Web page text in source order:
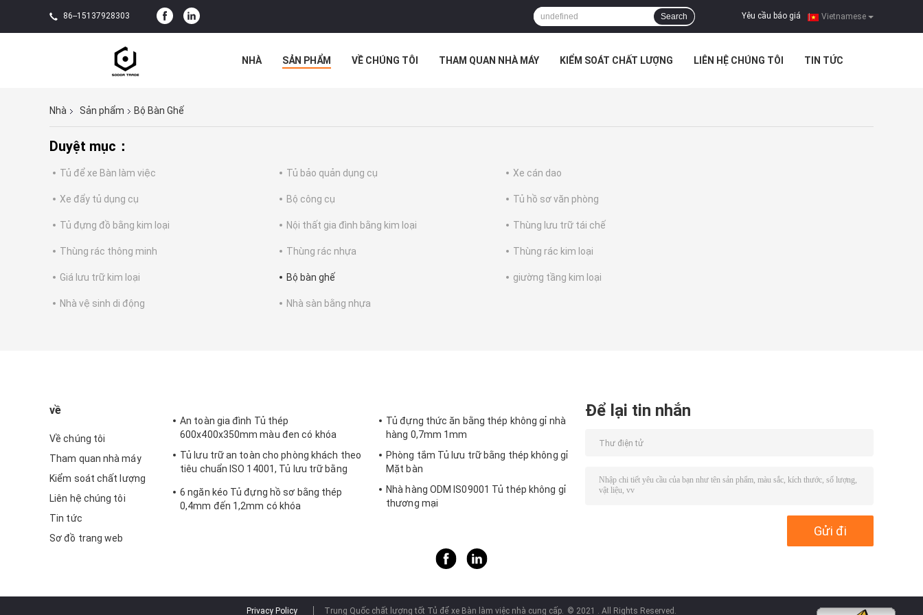
86--15137928303 Vietnamese
Yêu cầu báo giá |
Search
NHÀ SẢN PHẨM VỀ CHÚNG TÔI THAM QUAN NHÀ MÁY KIỂM SOÁT CHẤT LƯỢNG LIÊN HỆ CHÚNG TÔI TIN TỨC
Nhà
Sản phẩm Bộ Bàn Ghế
Duyệt mục：
Tủ để xe Bàn làm việc Tủ bảo quản dụng cụ Xe cán dao
Xe đẩy tủ dụng cụ Bộ công cụ Tủ hồ sơ văn phòng
Tủ đựng đồ bằng kim loại Nội thất gia đình bằng kim loại Thùng lưu trữ tái chế
Thùng rác thông minh Thùng rác nhựa Thùng rác kim loại
Giá lưu trữ kim loại Bộ bàn ghế giường tầng kim loại
Nhà vệ sinh di động Nhà sàn bằng nhựa
về
Về chúng tôi
Tham quan nhà máy
Kiểm soát chất lượng
Liên hệ chúng tôi
Tin tức
Sơ đồ trang web
An toàn gia đình Tủ thép
600x400x350mm màu đen có khóa
Tủ lưu trữ an toàn cho phòng khách theo
tiêu chuẩn ISO 14001, Tủ lưu trữ bằng
6 ngăn kéo Tủ đựng hồ sơ bằng thép
0,4mm đến 1,2mm có khóa
Tủ đựng thức ăn bằng thép không gỉ nhà
hàng 0,7mm 1mm
Phòng tắm Tủ lưu trữ bằng thép không gỉ
Mặt bàn
Nhà hàng ODM IS09001 Tủ thép không gỉ
thương mại
Để lại tin nhắn
Privacy Policy Trung Quốc chất lượng tốt Tủ để xe Bàn làm việc nhà cung cấp. © 2021 . All Rights Reserved.